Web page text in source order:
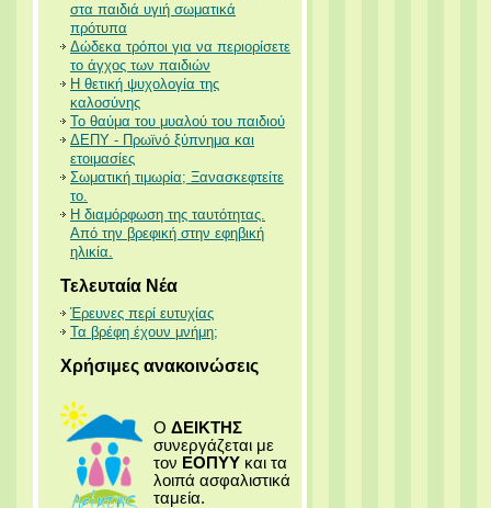
στα παιδιά υγιή σωματικά
πρότυπα
Δώδεκα τρόποι για να περιορίσετε
το άγχος των παιδιών
Η θετική ψυχολογία της
καλοσύνης
Το θαύμα του μυαλού του παιδιού
ΔΕΠΥ - Πρωϊνό ξύπνημα και
ετοιμασίες
Σωματική τιμωρία; Ξανασκεφτείτε
το.
Η διαμόρφωση της ταυτότητας.
Από την βρεφική στην εφηβική
ηλικία.
Τελευταία Νέα
Έρευνες περί ευτυχίας
Τα βρέφη έχουν μνήμη;
Χρήσιμες ανακοινώσεις
Ο ΔΕΙΚΤΗΣ
συνεργάζεται με
τον ΕΟΠΥΥ και τα
λοιπά ασφαλιστικά
ταμεία.